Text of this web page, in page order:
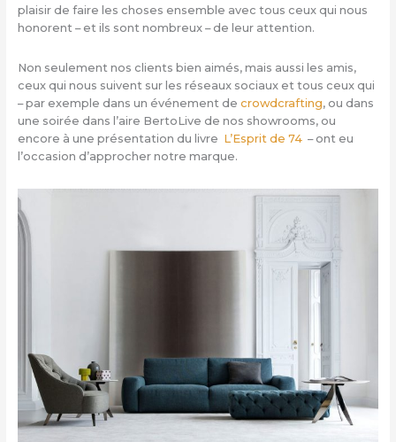
plaisir de faire les choses ensemble avec tous ceux qui nous
honorent – et ils sont nombreux – de leur attention.
Non seulement nos clients bien aimés, mais aussi les amis,
ceux qui nous suivent sur les réseaux sociaux et tous ceux qui
– par exemple dans un événement de crowdcrafting, ou dans
une soirée dans l’aire BertoLive de nos showrooms, ou
encore à une présentation du livre L’Esprit de 74– ont eu
l’occasion d’approcher notre marque.